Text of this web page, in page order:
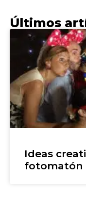
Últimos
Ideas
fotomatón